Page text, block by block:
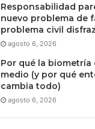
Responsabilidad
nuevo problema de
problema civil
agosto 6, 2026
Por qué la biometría
medio (y por qué
cambia todo)
agosto 6, 2026